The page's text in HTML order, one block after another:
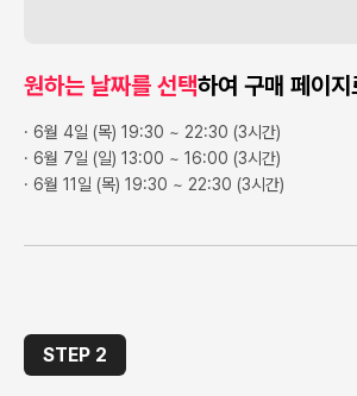
원하는 날짜를 선택하여 구매 페이
· 6월 4일 (목) 19:30 ~ 22:30 (3시간)
· 6월 7일 (일) 13:00 ~ 16:00 (3시간)
· 6월 11일 (목) 19:30 ~ 22:30 (3시간)
STEP 2